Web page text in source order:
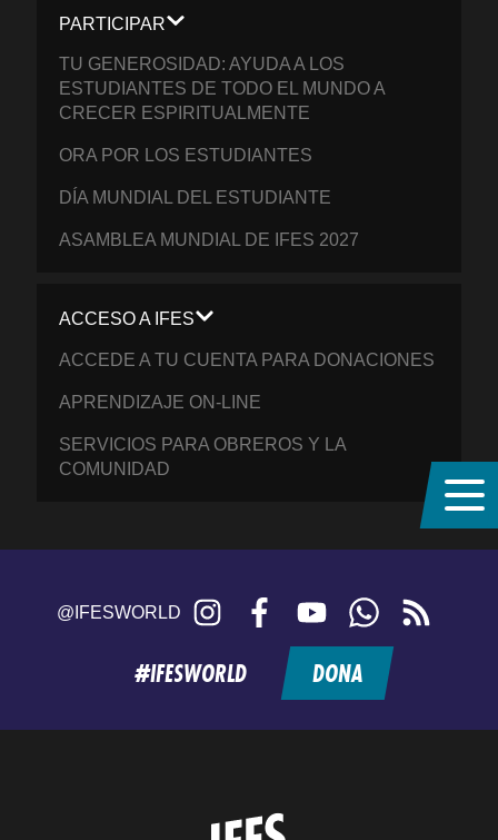
PARTICIPAR
TU GENEROSIDAD: AYUDA A LOS
ESTUDIANTES DE TODO EL MUNDO A
CRECER ESPIRITUALMENTE
ORA POR LOS ESTUDIANTES
DÍA MUNDIAL DEL ESTUDIANTE
ASAMBLEA MUNDIAL DE IFES 2027
ACCESO A IFES
ACCEDE A TU CUENTA PARA DONACIONES
APRENDIZAJE ON-LINE
SERVICIOS PARA OBREROS Y LA
COMUNIDAD
@IFESWORLD Instagram FacebookYouTubeWhatsApp
feed
#IFESWORLD DONA